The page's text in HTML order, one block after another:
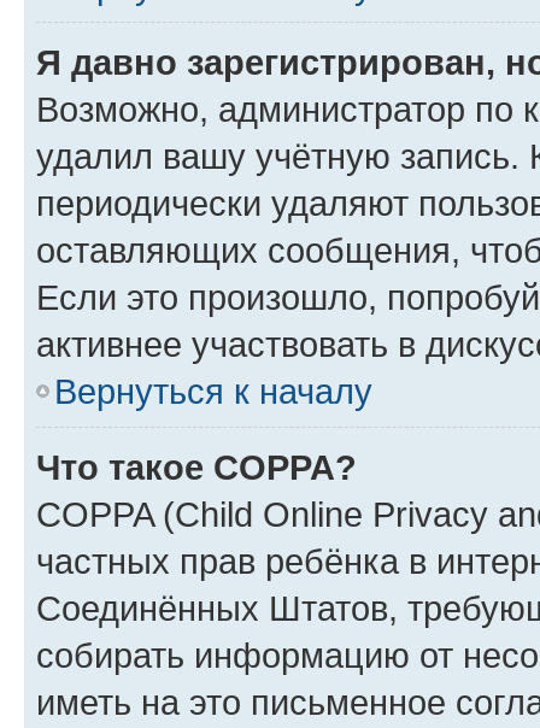
Я давно зарегистрирован,
Возможно, администратор по
удалил вашу учётную запись.
периодически удаляют
оставляющих сообщения,
Если это произошло,
активнее участвовать в
Вернуться к началу
Что такое COPPA?
COPPA (Child Online Privacy
частных прав ребёнка в
Соединённых Штатов,
собирать информацию от
иметь на это письменное